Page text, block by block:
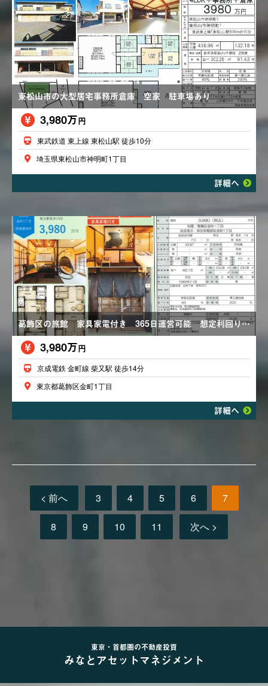
東松山市の大型居宅事務所倉庫 空家 駐車場あり
3,980万円
東武鉄道 東上線 東松山駅 徒歩10分
埼玉県東松山市神明町1丁目
詳細へ
葛飾区の旅館 家具家電付き 365日運営可能 想定利回り１３．３６％ 稼働中
3,980万円
京成電鉄 金町線 柴又駅 徒歩14分
東京都葛飾区金町1丁目
詳細へ
< 前へ 3 4 5 6 7
8 9 10 11 次へ >
東京・首都圏の不動産投資
みなとアセットマネジメント